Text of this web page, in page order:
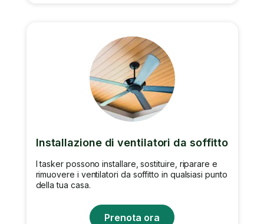
Installazione di ventilatori da soffitto
I tasker possono installare, sostituire, riparare e
rimuovere i ventilatori da soffitto in qualsiasi punto
della tua casa.
Prenota ora